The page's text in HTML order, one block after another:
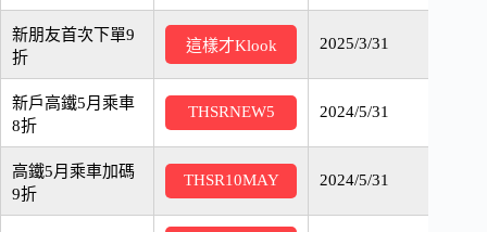
新朋友首次下單9
折
這樣才Klook 2025/3/31
新戶高鐵5月乘車
8折
THSRNEW5 2024/5/31
高鐵5月乘車加碼
9折
THSR10MAY 2024/5/31